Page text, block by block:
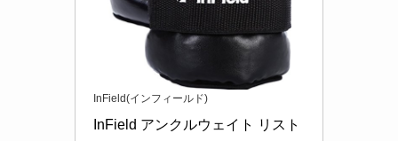
InField(インフィールド)
InField アンクルウェイト リスト